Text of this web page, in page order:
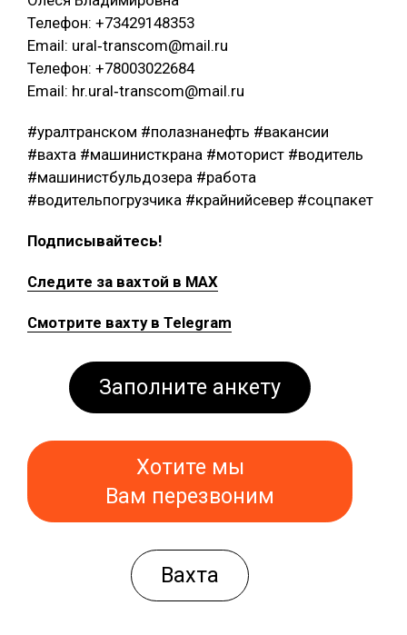
Телефон: +73429148353
Email: ural‑transcom@mail.ru
Телефон: +78003022684
Email: hr.ural‑transcom@mail.ru
#уралтранском #полазнанефть #вакансии
#вахта #машинисткрана #моторист #водитель
#машинистбульдозера #работа
#водительпогрузчика #крайнийсевер #соцпакет
Подписывайтесь!
Следите за вахтой в MAX
Смотрите вахту в Telegram
Заполните анкету
Хотите мы
Вам перезвоним
Вахта